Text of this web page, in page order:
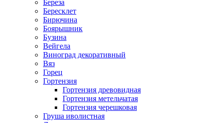
Береза
Бересклет
Бирючина
Боярышник
Бузина
Вейгела
Виноград декоративный
Вяз
Горец
Гортензия
Гортензия древовидная
Гортензия метельчатая
Гортензия черешковая
Груша иволистная